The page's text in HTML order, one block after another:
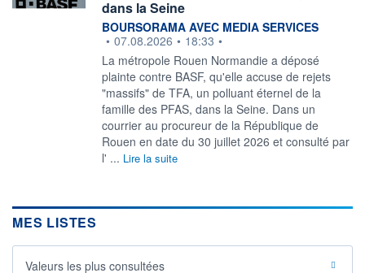
dans la Seine
information fournie par
BOURSORAMA AVEC MEDIA SERVICES
• 07.08.2026 • 18:33 •
La métropole Rouen Normandie a déposé
plainte contre BASF, qu'elle accuse de rejets
"massifs" de TFA, un polluant éternel de la
famille des PFAS, dans la Seine. Dans un
courrier au procureur de la République de
Rouen en date du 30 juillet 2026 et consulté par
l' ... Lire la suite
MES LISTES
Valeurs les plus consultées